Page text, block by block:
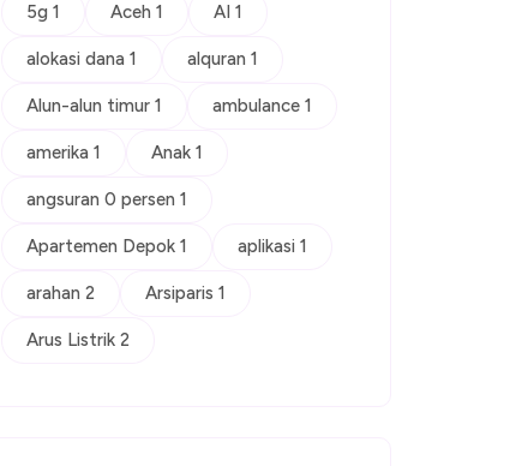
5g 1 Aceh 1 AI 1
alokasi dana 1 alquran 1
Alun-alun timur 1 ambulance 1
amerika 1 Anak 1
angsuran 0 persen 1
Apartemen Depok 1 aplikasi 1
arahan 2 Arsiparis 1
Arus Listrik 2